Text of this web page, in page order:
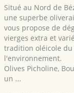
Situé au Nord de
une superbe
vous propose de
vierges extra et
tradition oléicole du
l'environnement.
Olives Picholine,
un ...